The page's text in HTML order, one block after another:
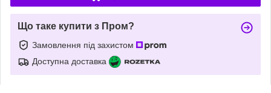
Що таке купити з Пром?
Замовлення під захистом
Доступна доставка